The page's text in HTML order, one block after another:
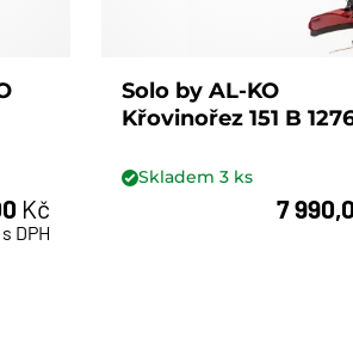
Kč
s DPH
Solo by AL-KO
Křovinořez 151 B
Skladem3 ks
7